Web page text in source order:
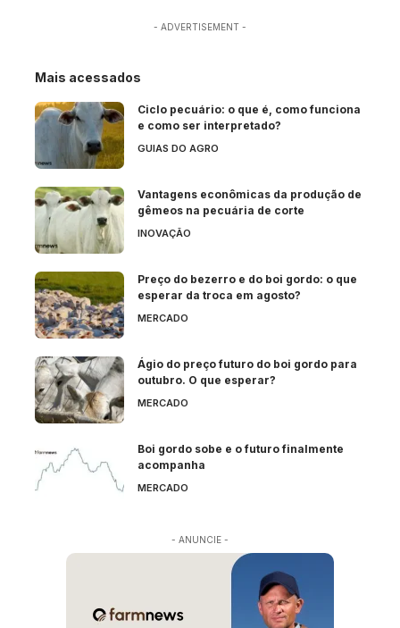
- ADVERTISEMENT -
Mais acessados
Ciclo pecuário: o que é, como funciona
e como ser interpretado?
GUIAS DO AGRO
Vantagens econômicas da produção de
gêmeos na pecuária de corte
INOVAÇÃO
Preço do bezerro e do boi gordo: o que
esperar da troca em agosto?
MERCADO
Ágio do preço futuro do boi gordo para
outubro. O que esperar?
MERCADO
Boi gordo sobe e o futuro finalmente
acompanha
MERCADO
- ANUNCIE -